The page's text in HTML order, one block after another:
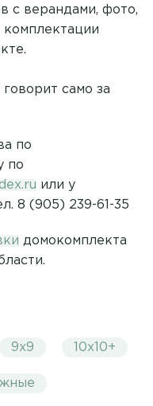
с верандами, фото,
само за
по
по
или у
8 (905) 239-61-35
домокомплекта
9х9 10х10+